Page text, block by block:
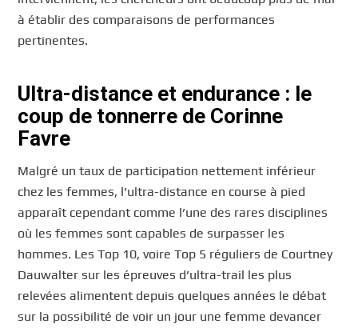
à établir des comparaisons de performances
pertinentes.
Ultra-distance et endurance : le
coup de tonnerre de Corinne
Favre
Malgré un taux de participation nettement inférieur
chez les femmes, l’ultra-distance en course à pied
apparaît cependant comme l’une des rares disciplines
où les femmes sont capables de surpasser les
hommes. Les Top 10, voire Top 5 réguliers de Courtney
Dauwalter sur les épreuves d’ultra-trail les plus
relevées alimentent depuis quelques années le débat
sur la possibilité de voir un jour une femme devancer